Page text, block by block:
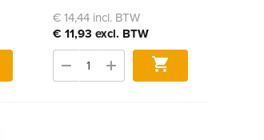
€ 14,44 incl. BTW
€ 11,93 excl. BTW
Bestel